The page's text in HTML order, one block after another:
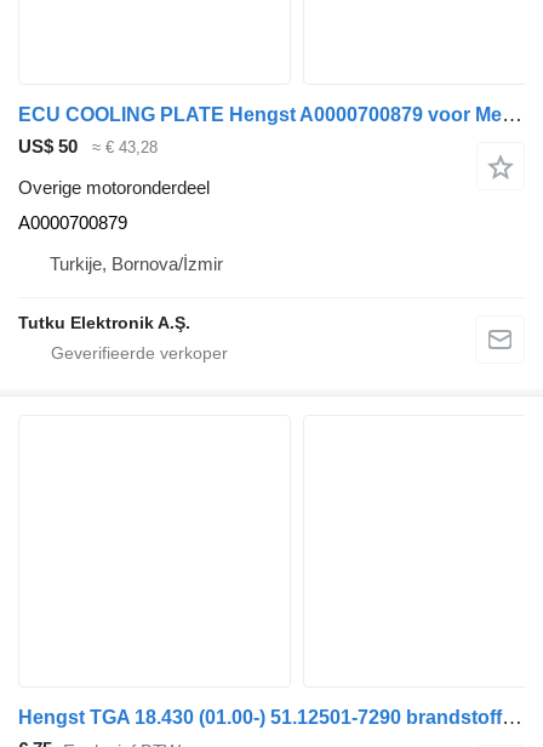
ECU COOLING PLATE Hengst A0000700879 voor Mercedes-Benz ACTROS trekker
US$ 50 ≈ € 43,28
Overige motoronderdeel
A0000700879
Turkije, Bornova/İzmir
Tutku Elektronik A.Ş.
Hengst TGA 18.430 (01.00-) 51.12501-7290 brandstoffilterhuis voor MAN 4-series, TGA (1993-2009) trekker